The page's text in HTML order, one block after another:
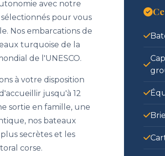
avec notre
pour vous
Nos embarcations de
turquoise de la
de l'UNESCO.
à votre disposition
jusqu'à 12
sortie en famille, une
nos bateaux
secrètes et les
corse.